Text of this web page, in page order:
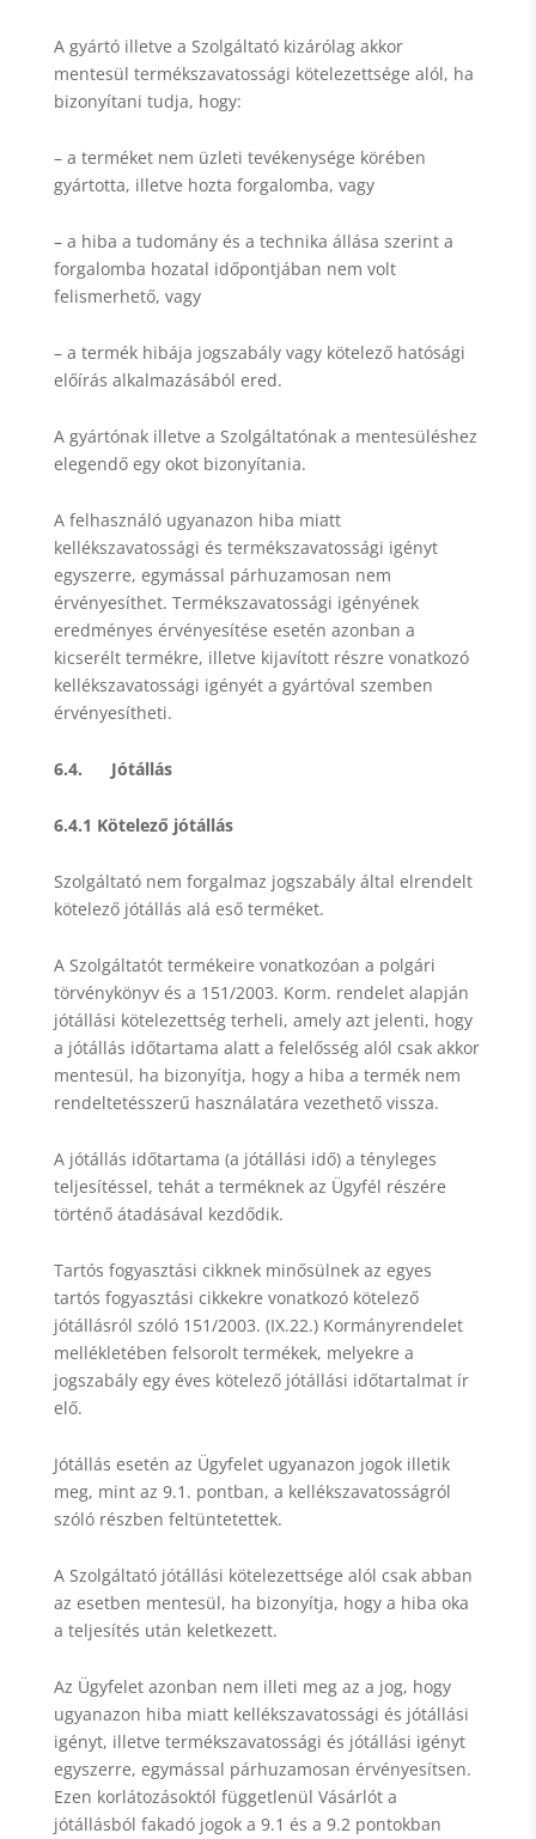
A gyártó illetve a Szolgáltató kizárólag akkor
mentesül termékszavatossági kötelezettsége alól, ha
bizonyítani tudja, hogy:
– a terméket nem üzleti tevékenysége körében
gyártotta, illetve hozta forgalomba, vagy
– a hiba a tudomány és a technika állása szerint a
forgalomba hozatal időpontjában nem volt
felismerhető, vagy
– a termék hibája jogszabály vagy kötelező hatósági
előírás alkalmazásából ered.
A gyártónak illetve a Szolgáltatónak a mentesüléshez
elegendő egy okot bizonyítania.
A felhasználó ugyanazon hiba miatt
kellékszavatossági és termékszavatossági igényt
egyszerre, egymással párhuzamosan nem
érvényesíthet. Termékszavatossági igényének
eredményes érvényesítése esetén azonban a
kicserélt termékre, illetve kijavított részre vonatkozó
kellékszavatossági igényét a gyártóval szemben
érvényesítheti.
6.4. Jótállás
6.4.1 Kötelező jótállás
Szolgáltató nem forgalmaz jogszabály által elrendelt
kötelező jótállás alá eső terméket.
A Szolgáltatót termékeire vonatkozóan a polgári
törvénykönyv és a 151/2003. Korm. rendelet alapján
jótállási kötelezettség terheli, amely azt jelenti, hogy
a jótállás időtartama alatt a felelősség alól csak akkor
mentesül, ha bizonyítja, hogy a hiba a termék nem
rendeltetésszerű használatára vezethető vissza.
A jótállás időtartama (a jótállási idő) a tényleges
teljesítéssel, tehát a terméknek az Ügyfél részére
történő átadásával kezdődik.
Tartós fogyasztási cikknek minősülnek az egyes
tartós fogyasztási cikkekre vonatkozó kötelező
jótállásról szóló 151/2003. (IX.22.) Kormányrendelet
mellékletében felsorolt termékek, melyekre a
jogszabály egy éves kötelező jótállási időtartalmat ír
elő.
Jótállás esetén az Ügyfelet ugyanazon jogok illetik
meg, mint az 9.1. pontban, a kellékszavatosságról
szóló részben feltüntetettek.
A Szolgáltató jótállási kötelezettsége alól csak abban
az esetben mentesül, ha bizonyítja, hogy a hiba oka
a teljesítés után keletkezett.
Az Ügyfelet azonban nem illeti meg az a jog, hogy
ugyanazon hiba miatt kellékszavatossági és jótállási
igényt, illetve termékszavatossági és jótállási igényt
egyszerre, egymással párhuzamosan érvényesítsen.
Ezen korlátozásoktól függetlenül Vásárlót a
jótállásból fakadó jogok a 9.1 és a 9.2 pontokban